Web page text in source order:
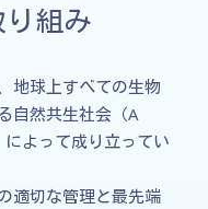
組み
地球上すべての生物
自然共生社会（A
よって成り立ってい
適切な管理と最先端